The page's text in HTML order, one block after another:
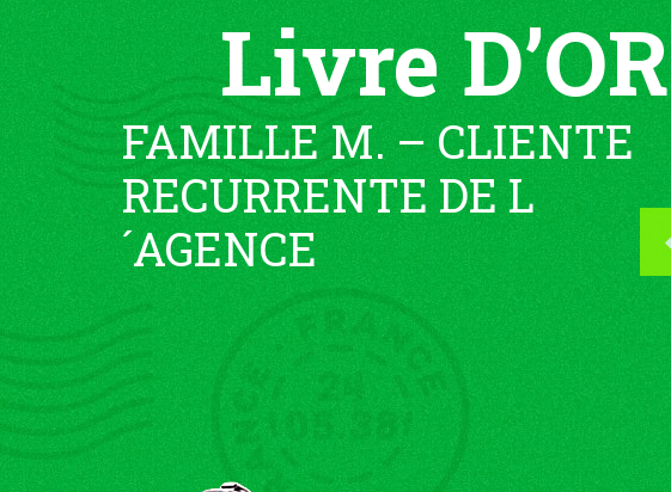
Livre D’OR
FAMILLE M. – CLIENTE
RECURRENTE DE L
´AGENCE